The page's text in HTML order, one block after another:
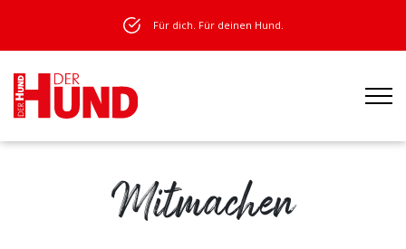
Für dich. Für deinen Hund.
Mitmachen